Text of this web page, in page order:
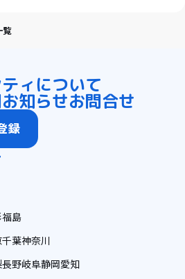
覧
ィについて
お知らせお問合せ
録
福島
千葉神奈川
長野岐阜静岡愛知